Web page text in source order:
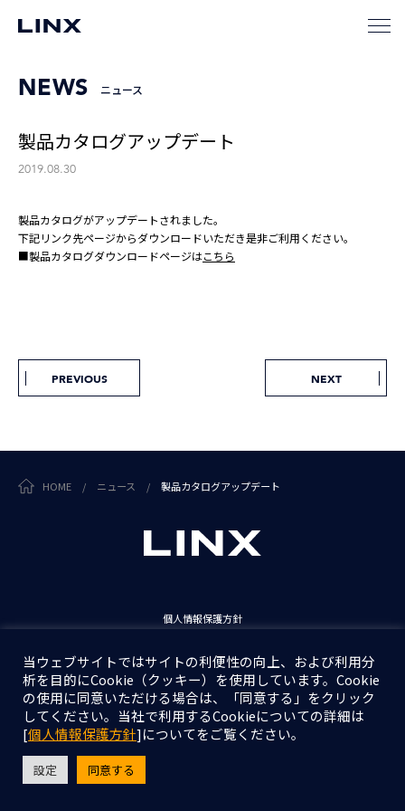
NEWS ニュース
製品カタログアップデート
2019.08.30
製品カタログがアップデートされました。
下記リンク先ページからダウンロードいただき是非ご利用ください。
■製品カタログダウンロードページはこちら
PREVIOUS NEXT
HOME / ニュース / 製品カタログアップデート
個人情報保護方針
Copyright © LINX Corporation. All Rights Reserved.
当ウェブサイトではサイトの利便性の向上、および利用分
析を目的にCookie（クッキー）を使用しています。Cookie
の使用に同意いただける場合は、「同意する」をクリック
してください。当社で利用するCookieについての詳細は
[個人情報保護方針]についてをご覧ください。
設定 同意する